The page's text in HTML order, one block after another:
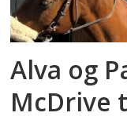
Alva og
McDrive